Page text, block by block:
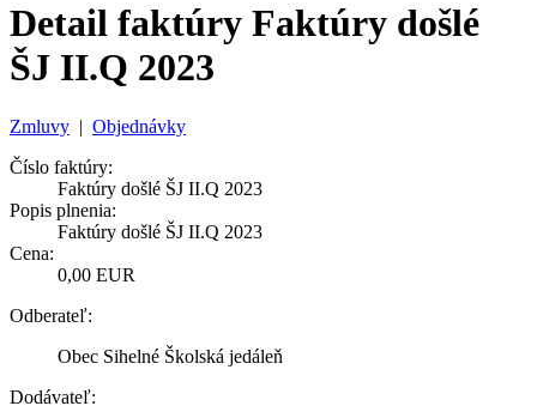
Detail faktúry Faktúry došlé
ŠJ II.Q 2023
Zmluvy | Objednávky
Číslo faktúry:
Faktúry došlé ŠJ II.Q 2023
Popis plnenia:
Faktúry došlé ŠJ II.Q 2023
Cena:
0,00 EUR
Odberateľ:
Obec Sihelné Školská jedáleň
Dodávateľ: